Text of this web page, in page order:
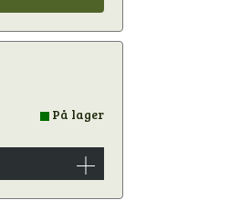
På lager